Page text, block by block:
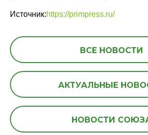
Источник:https://primpress.ru/
ВСЕ НОВОСТИ
АКТУАЛЬНЫЕ
НОВОСТИ